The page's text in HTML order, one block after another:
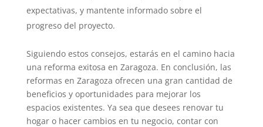
expectativas, y mantente informado sobre el
progreso del proyecto.
Siguiendo estos consejos, estarás en el camino hacia
una reforma exitosa en Zaragoza. En conclusión, las
reformas en Zaragoza ofrecen una gran cantidad de
beneficios y oportunidades para mejorar los
espacios existentes. Ya sea que desees renovar tu
hogar o hacer cambios en tu negocio, contar con